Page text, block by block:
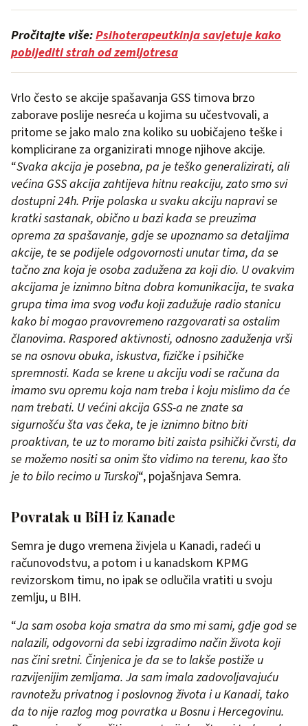
Pročitajte više:Psihoterapeutkinja savjetuje kako
pobijediti strah od zemljotresa
Vrlo često se akcije spašavanja GSS timova brzo
zaborave poslije nesreća u kojima su učestvovali, a
pritome se jako malo zna koliko su uobičajeno teške i
komplicirane za organizirati mnoge njihove akcije.
“Svaka akcija je posebna, pa je teško generalizirati, ali
većina GSS akcija zahtijeva hitnu reakciju, zato smo svi
dostupni 24h. Prije polaska u svaku akciju napravi se
kratki sastanak, obično u bazi kada se preuzima
oprema za spašavanje, gdje se upoznamo sa detaljima
akcije, te se podijele odgovornosti unutar tima, da se
tačno zna koja je osoba zadužena za koji dio. U ovakvim
akcijama je iznimno bitna dobra komunikacija, te svaka
grupa tima ima svog vođu koji zadužuje radio stanicu
kako bi mogao pravovremeno razgovarati sa ostalim
članovima. Raspored aktivnosti, odnosno zaduženja vrši
se na osnovu obuka, iskustva, fizičke i psihičke
spremnosti. Kada se krene u akciju vodi se računa da
imamo svu opremu koja nam treba i koju mislimo da će
nam trebati. U većini akcija GSS-a ne znate sa
sigurnošću šta vas čeka, te je iznimno bitno biti
proaktivan, te uz to moramo biti zaista psihički čvrsti, da
se možemo nositi sa onim što vidimo na terenu, kao što
je to bilo recimo u Turskoj“, pojašnjava Semra.
Povratak u BiH iz Kanade
Semra je dugo vremena živjela u Kanadi, radeći u
računovodstvu, a potom i u kanadskom KPMG
revizorskom timu, no ipak se odlučila vratiti u svoju
zemlju, u BIH.
“Ja sam osoba koja smatra da smo mi sami, gdje god se
nalazili, odgovorni da sebi izgradimo način života koji
nas čini sretni. Činjenica je da se to lakše postiže u
razvijenijim zemljama. Ja sam imala zadovoljavajuću
ravnotežu privatnog i poslovnog života i u Kanadi, tako
da to nije razlog mog povratka u Bosnu i Hercegovinu.